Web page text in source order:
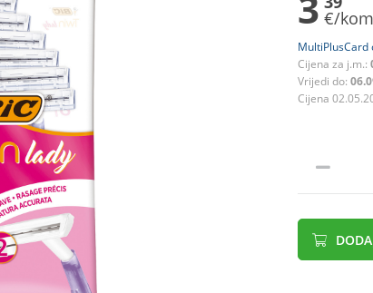
€/kom
MultiPlusCard
Cijena za j.m.:
Vrijedi do:
Cijena